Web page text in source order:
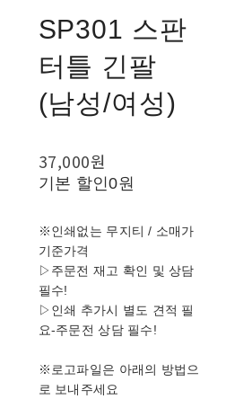
SP301 스판
터틀 긴팔
(남성/여성)
37,000원
기본 할인0원
※인쇄없는 무지티 / 소매가
기준가격
▷주문전 재고 확인 및 상담
필수!
▷인쇄 추가시 별도 견적 필
요-주문전 상담 필수!
※로고파일은 아래의 방법으
로 보내주세요